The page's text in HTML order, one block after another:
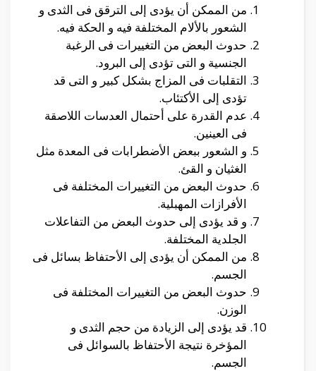
من الممكن أن يؤدى إلى الترقق فى الثدى و
الشعور بالألام المختلفة فيه و الحكة فيه.
حدوث البعض من التغييرات فى الرغبة
الجنسية و التى تؤدى إلى البرود.
التقلبات فى المزاج بشكل كبير و التى قد
تؤدى إلى الأكتئاب.
عدم القدرة على أحتمال العدسات اللاصقة
فى العينين.
و الشعور ببعض الأضطرابات فى المعدة مثل
الغثيان و القئ.
حدوث البعض من التغييرات المختلفة فى
الأفرازات المهبلية.
و قد يؤدى إلى حدوث البعض من التفاعلات
الجلدية المختلفة.
من الممكن أن يؤدى إلى الأحتفاظ بسائل فى
الجسم.
حدوث البعض من التغييرات المختلفة فى
الوزن.
قد يؤدى إلى الزيادة من حجم الثدى و
المؤخرة نتيجة الأحتفاظ بالسوائل فى
الجسم.